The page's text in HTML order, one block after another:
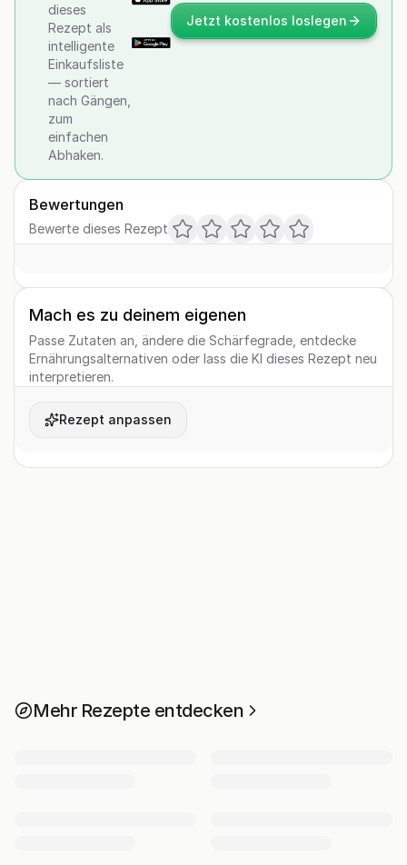
dieses
Rezept als
intelligente
Einkaufsliste
— sortiert
nach Gängen,
zum
einfachen
Abhaken.
Jetzt kostenlos loslegen
Bewertungen
Bewerte dieses Rezept
Mach es zu deinem eigenen
Passe Zutaten an, ändere die Schärfegrade, entdecke
Ernährungsalternativen oder lass die KI dieses Rezept neu
interpretieren.
Rezept anpassen
Mehr Rezepte entdecken